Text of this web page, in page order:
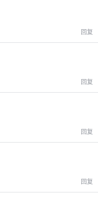
回复
回复
回复
回复